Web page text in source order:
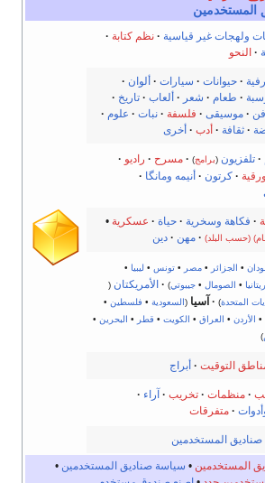
المستخدمين
ولهجات غير قياسية · نظم كتابة ·
· النحو
· حيوانات · سيارات · ألوان ·
· طعام · شعر · ألعاب · تاريخ ·
فن · موسيقى · فلسفة · نبات · علوم ·
· ثقافة · أدب · أخرى
· تلفزيون (برامج)
· مسرح · راديو ·
· كرتون · أنيمه ومانگا ·
· فكاهة وسخرية · حياة · عسكرية •
(حسب البلد) · مهن · دين
• الجزائر • مصر • تونس • ليبيا •
• الصومال • جيبوتي)
· الأمريكتان (
المتحدة)
· آسيا (السعودية • فلسطين •
• الأردن • العراق • الكويت • قطر • البحرين •
)
التوقيت · أبراج
· منظمات · تخريب · آراء ·
· متفرقات
صناديق المستخدمين
المستخدمين • سياسة صناديق المستخدمين •